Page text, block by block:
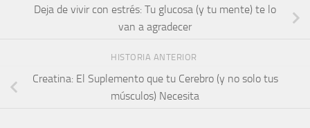
Deja de vivir con estrés: Tu glucosa (y tu mente) te lo
van a agradecer
HISTORIA ANTERIOR
Creatina: El Suplemento que tu Cerebro (y no solo tus
músculos) Necesita